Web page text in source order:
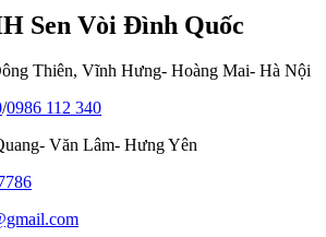
Sen Vòi Đình Quốc
Thiên, Vĩnh Hưng- Hoàng Mai- Hà Nội
/0986 112 340
Văn Lâm- Hưng Yên